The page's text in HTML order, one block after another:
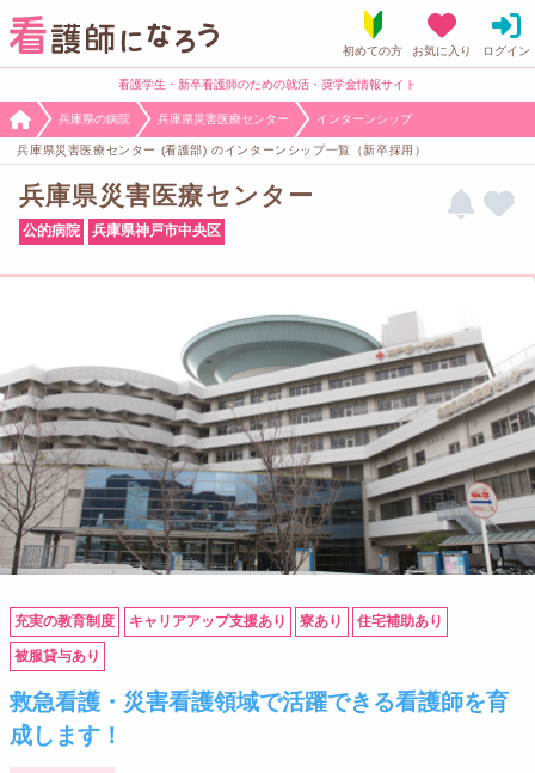
看護学生・新卒看護師のための就活・奨学金情報サイト
兵庫県の病院 兵庫県災害医療センター インターンシップ
兵庫県災害医療センター (看護部) のインターンシップ一覧（新卒採用）
兵庫県災害医療センター
公的病院 兵庫県神戸市中央区
充実の教育制度 キャリアアップ支援あり 寮あり 住宅補助あり
被服貸与あり
救急看護・災害看護領域で活躍できる看護師を育
成します！